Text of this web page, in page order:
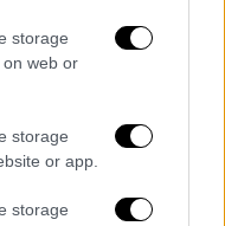
storage
web or
storage
or app.
storage Μουζάκι